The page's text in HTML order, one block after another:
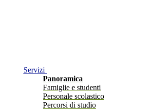
Servizi
Panoramica
Famiglie e studenti
Personale scolastico
Percorsi di studio